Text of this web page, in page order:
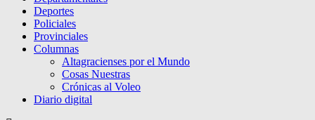
Deportes
Policiales
Provinciales
Columnas
Altagracienses por el Mundo
Cosas Nuestras
Crónicas al Voleo
Diario digital